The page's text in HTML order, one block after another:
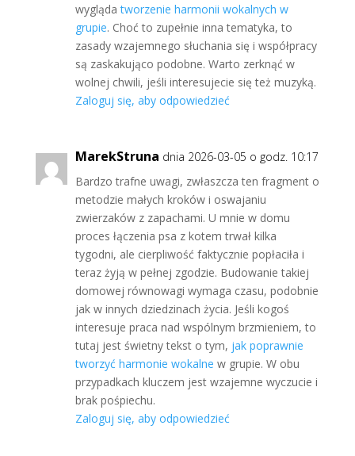
wyglądatworzenie harmonii wokalnych w
grupie. Choć to zupełnie inna tematyka, to
zasady wzajemnego słuchania się i współpracy
są zaskakująco podobne. Warto zerknąć w
wolnej chwili, jeśli interesujecie się też muzyką.
Zaloguj się, aby odpowiedzieć
MarekStruna dnia 2026-03-05 o godz. 10:17
Bardzo trafne uwagi, zwłaszcza ten fragment o
metodzie małych kroków i oswajaniu
zwierzaków z zapachami. U mnie w domu
proces łączenia psa z kotem trwał kilka
tygodni, ale cierpliwość faktycznie popłaciła i
teraz żyją w pełnej zgodzie. Budowanie takiej
domowej równowagi wymaga czasu, podobnie
jak w innych dziedzinach życia. Jeśli kogoś
interesuje praca nad wspólnym brzmieniem, to
tutaj jest świetny tekst o tym, jak poprawnie
tworzyć harmonie wokalne w grupie. W obu
przypadkach kluczem jest wzajemne wyczucie i
brak pośpiechu.
Zaloguj się, aby odpowiedzieć